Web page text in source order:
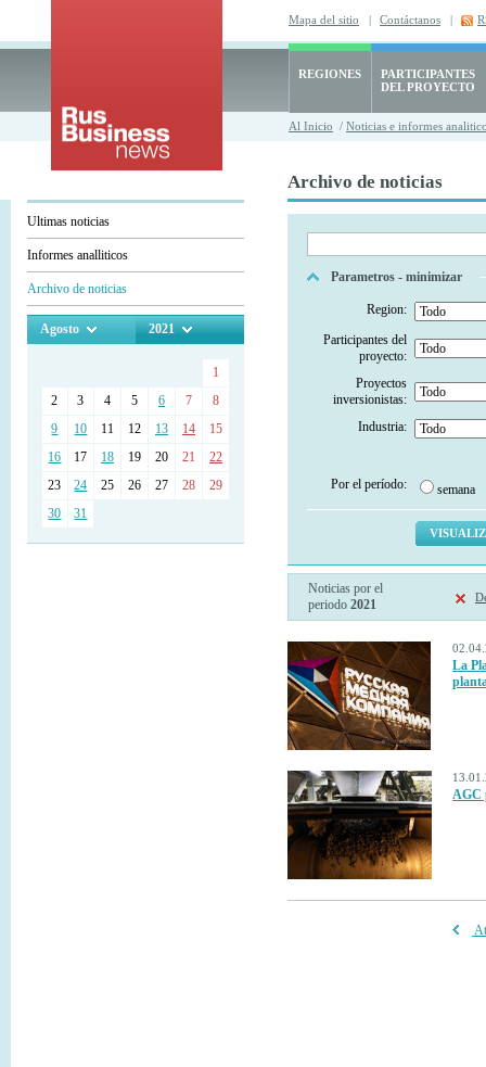
Mapa del sitio | Contáctanos |
REGIONES
PARTICIPANTES
DEL PROYECTO
Al Inicio / Noticias e informes
Ultimas noticias
Informes analliticos
Archivo de noticias
Agosto 2021
1
2
3 4 5 6 7
8
9
10 11 12 13 14
15
16
17 18 19 20 21
22
23
24 25 26 27 28
29
30
31
Archivo de noticias
Parametros - minimizar
Region:
Participantes del
proyecto:
Proyectos
inversionistas:
Industria:
Por el período: semana
Noticias por el
periodo 2021
La
AGC